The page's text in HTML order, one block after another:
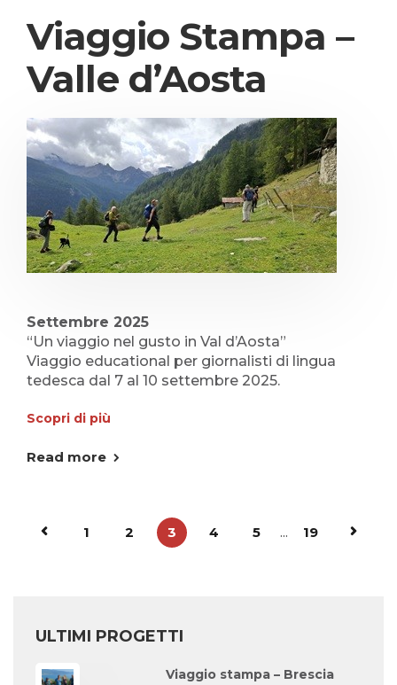
Viaggio Stampa –
Valle d’Aosta
Settembre 2025
“Un viaggio nel gusto in Val d’Aosta”
Viaggio educational per giornalisti di lingua
tedesca dal 7 al 10 settembre 2025.
Scopri di più
Read more
1 2 3 4 5 ... 19
ULTIMI PROGETTI
Viaggio stampa – Brescia